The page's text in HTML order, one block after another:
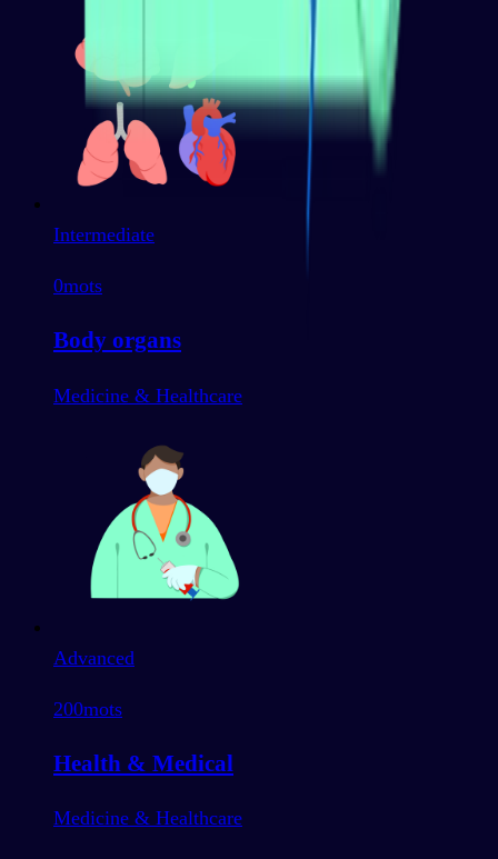
Intermediate
0mots
Body organs
Medicine & Healthcare
Advanced
200mots
Health & Medical
Medicine & Healthcare